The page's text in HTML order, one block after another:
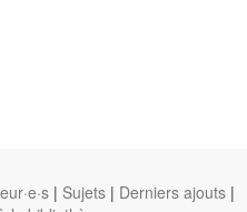
| Sujets | Derniers ajouts |